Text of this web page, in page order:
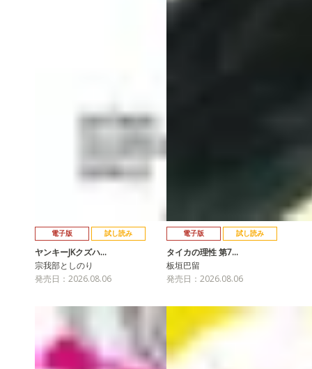
電子版 試し読み
ヤンキーJKクズハ…
宗我部としのり
発売日：2026.08.06
電子版 試し読み
タイカの理性 第7…
板垣巴留
発売日：2026.08.06